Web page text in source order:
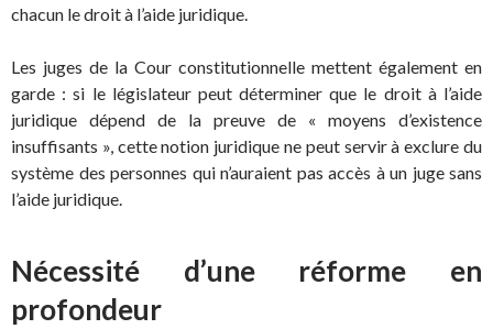
chacun le droit à l’aide juridique.
Les juges de la Cour constitutionnelle mettent également en
garde : si le législateur peut déterminer que le droit à l’aide
juridique dépend de la preuve de « moyens d’existence
insuffisants », cette notion juridique ne peut servir à exclure du
système des personnes qui n’auraient pas accès à un juge sans
l’aide juridique.
Nécessité d’une réforme en
profondeur